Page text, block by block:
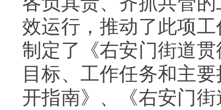
效运行，推动了此项
制定了《右安门街道
目标、工作任务和主
开指南》、《右安门